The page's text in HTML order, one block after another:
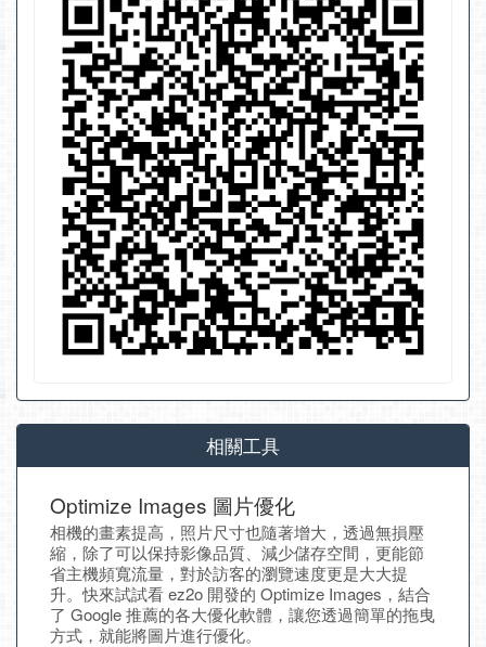
相關工具
Optimize Images 圖片優化
相機的畫素提高，照片尺寸也隨著增大，透過無損壓
縮，除了可以保持影像品質、減少儲存空間，更能節
省主機頻寬流量，對於訪客的瀏覽速度更是大大提
升。快來試試看 ez2o 開發的 Optimize Images，結合
了 Google 推薦的各大優化軟體，讓您透過簡單的拖曳
方式，就能將圖片進行優化。